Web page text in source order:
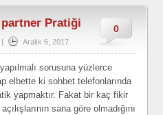
0
partner Pratiği
| Aralık 6, 2017
sorusuna yüzlerce
elbette ki sohbet telefonlarında
yapmaktır. Fakat bir kaç fikir
sana göre olmadığını